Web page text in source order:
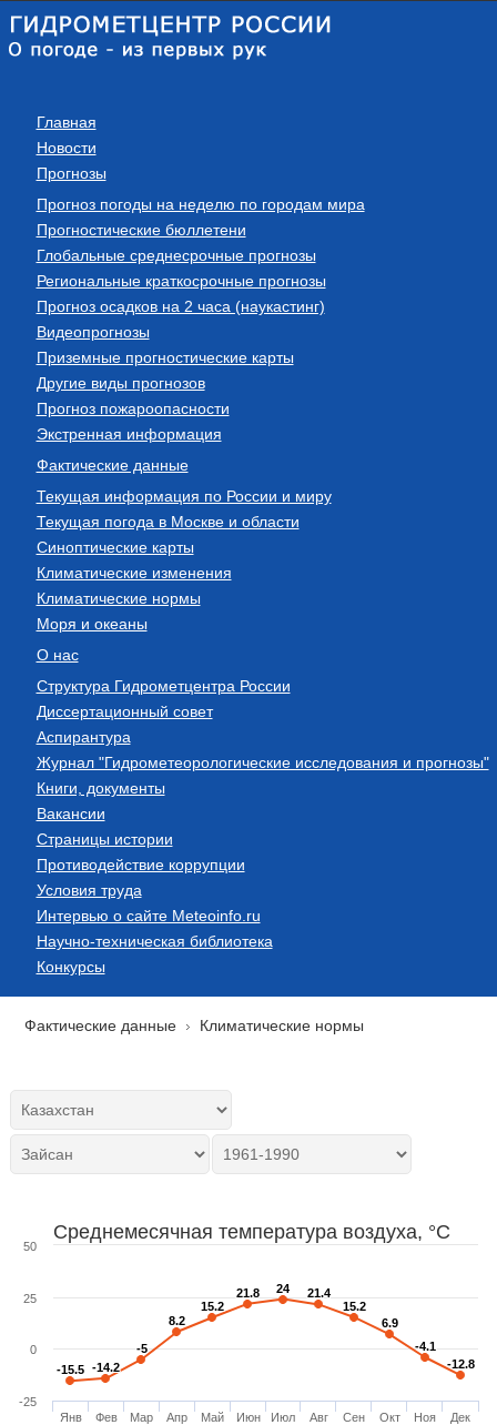
Главная
Новости
Прогнозы
Прогноз погоды на неделю по городам мира
Прогностические бюллетени
Глобальные среднесрочные прогнозы
Региональные краткосрочные прогнозы
Прогноз осадков на 2 часа (наукастинг)
Видеопрогнозы
Приземные прогностические карты
Другие виды прогнозов
Прогноз пожароопасности
Экстренная информация
Фактические данные
Текущая информация по России и миру
Текущая погода в Москве и области
Синоптические карты
Климатические изменения
Климатические нормы
Моря и океаны
О нас
Структура Гидрометцентра России
Диссертационный совет
Аспирантура
Журнал "Гидрометеорологические исследования и прогнозы"
Книги, документы
Вакансии
Страницы истории
Противодействие коррупции
Условия труда
Интервью о сайте Meteoinfo.ru
Научно-техническая библиотека
Конкурсы
Фактические данные Климатические нормы
Среднемесячная температура воздуха, °C
-15.5
-15.5 -14.2
-14.2
-5
-5
8.2
8.2
15.2
15.2
21.8
21.8 24
24 21.4
21.4
15.2
15.2
6.9
6.9
-4.1
-4.1
-12.8
-12.8
Янв Фев Мар Апр Май Июн Июл Авг Сен Окт Ноя Дек
-25
0
25
50